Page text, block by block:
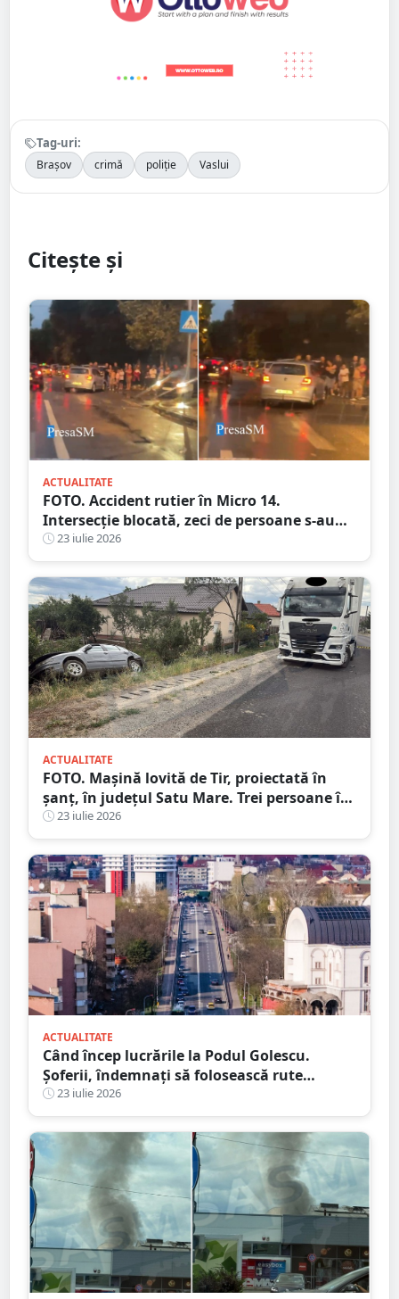
Tag-uri:
Brașov crimă poliție Vaslui
Citește și
ACTUALITATE
FOTO. Accident rutier în Micro 14.
Intersecție blocată, zeci de persoane s-au
adunat în zonă
23 iulie 2026
ACTUALITATE
FOTO. Mașină lovită de Tir, proiectată în
șanț, în județul Satu Mare. Trei persoane în
mașină, una la Urgență
23 iulie 2026
ACTUALITATE
Când încep lucrările la Podul Golescu.
Șoferii, îndemnați să folosească rute
alternative
23 iulie 2026